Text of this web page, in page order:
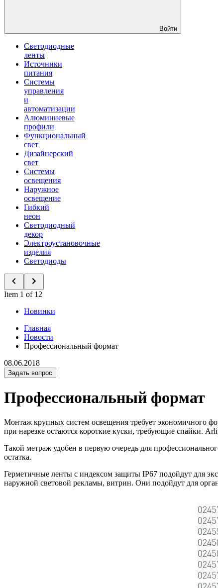
Войти
Светодиодные
ленты
Источники
питания
Системы
управления
и
автоматизации
Алюминиевые
профили
Функциональный
свет
Дизайнерский
свет
Системы
освещения
Наружное
освещение
Гибкий
неон
Светодиодный
декор
Электроустановочные
изделия
Светодиоды
Item 1 of 12
Новинки
Главная
Новости
Профессиональный формат
08.06.2018
Задать вопрос
Профессиональный формат
Монтаж крупных систем освещения требует экономичного
при нарезке остаются короткие куски, требующие спайки.
Такой метраж удобен в первую очередь для
остатка.
Герметичные ленты с индексом защиты IP67 подойдут для
наружной световой рекламы, витрин. Они подойдут для